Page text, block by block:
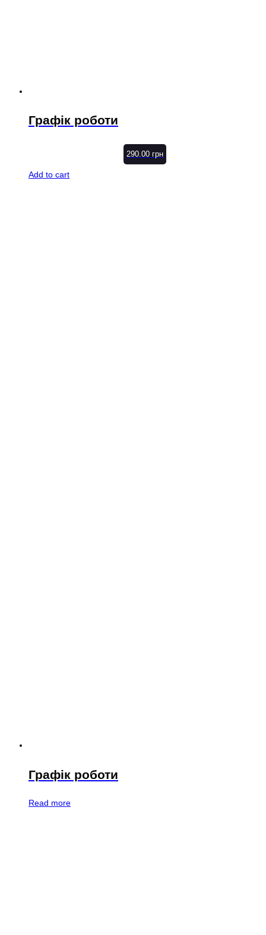
Графік роботи
290.00 грн
Add to cart
Графік роботи
Read more